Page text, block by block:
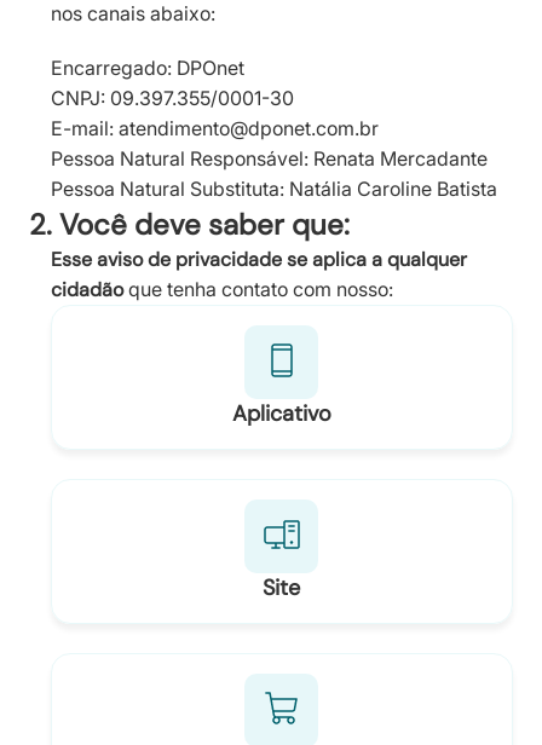
nos canais abaixo:
Encarregado: DPOnet
CNPJ: 09.397.355/0001-30
E-mail: atendimento@dponet.com.br
Pessoa Natural Responsável: Renata Mercadante
Pessoa Natural Substituta: Natália Caroline Batista
2. Você deve saber que:
Esse aviso de privacidade se aplica a qualquer
cidadãoque tenha contato com nosso:
Aplicativo
Site